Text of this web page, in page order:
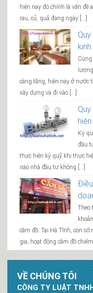
hiện nay đó chính là vấn đề
rau, củ, quả đang ngày […]
càng tăng, hiện nay ở nước
xây dựng và đi vào […]
Ký
đầu
thực hiện ký quỹ khi thực
nào nhà đầu tư không […]
Theo
cầm đồ. Tại Hà Tĩnh, con số
gia, hoạt động cầm đồ
VỀ CHÚNG TÔI
CÔNG TY LUẬT